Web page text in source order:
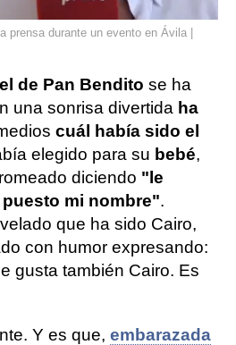
prensa durante un evento en Ávila |
el de Pan Bendito se ha
una sonrisa divertida ha
cuál había sido el
elegido para su bebé,
diciendo "le
mi nombre".
que ha sido Cairo,
con humor expresando:
gusta también Cairo. Es
Y es que, embarazada